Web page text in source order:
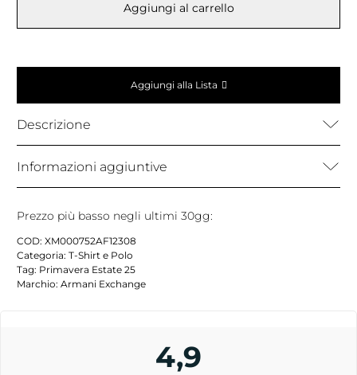
Aggiungi al carrello
Aggiungi alla Lista
Descrizione
Informazioni aggiuntive
Prezzo più basso negli ultimi 30gg:
COD: XM000752AF12308
Categoria: T-Shirt e Polo
Tag: Primavera Estate 25
Marchio: Armani Exchange
4,9